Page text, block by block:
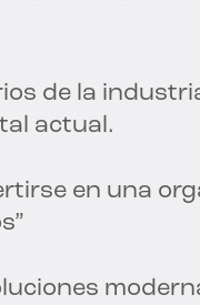
de la
actual.
en una